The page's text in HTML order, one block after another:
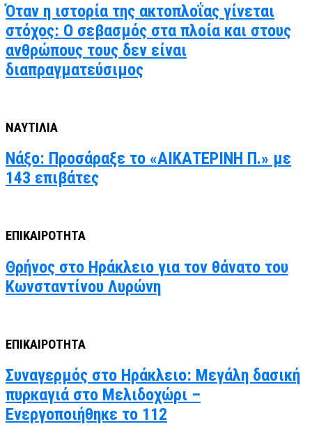
Όταν η ιστορία της ακτοπλοΐας γίνεται
στόχος: Ο σεβασμός στα πλοία και στους
ανθρώπους τους δεν είναι
διαπραγματεύσιμος
ΝΑΥΤΙΛΙΑ
Νάξο: Προσάραξε το «ΑΙΚΑΤΕΡΙΝΗ Π.» με
143 επιβάτες
ΕΠΙΚΑΙΡΟΤΗΤΑ
Θρήνος στο Ηράκλειο για τον θάνατο του
Κωνσταντίνου Λυρώνη
ΕΠΙΚΑΙΡΟΤΗΤΑ
Συναγερμός στο Ηράκλειο: Μεγάλη δασική
πυρκαγιά στο Μελιδοχώρι –
Ενεργοποιήθηκε το 112